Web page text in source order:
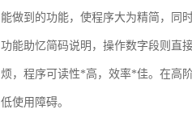
能做到的功能，使程序大为精简，同
功能助忆简码说明，操作数字段则直
烦，程序可读性*高，效率*佳。在高
低使用障碍。